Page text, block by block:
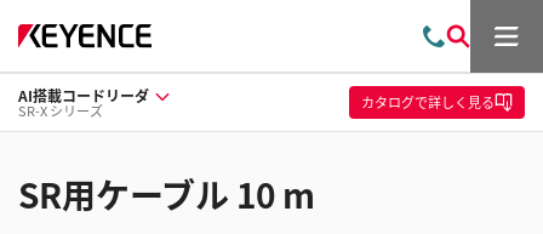
問
い
合
わ
索
メ
ュ
ー
AI搭載コードリーダ
SR-X シリーズ カタログで詳しく見る
SR用ケーブル 10 m